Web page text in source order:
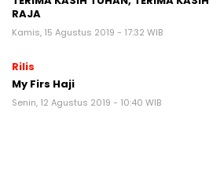
RAJA
Kamis, 15 Agustus 2019 - 17:32 WIB
Rilis
My Firs Haji
Senin, 12 Agustus 2019 - 10:40 WIB